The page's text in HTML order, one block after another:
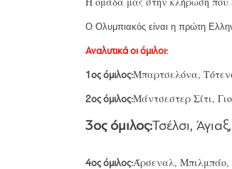
Ο Ολυμπιακός είναι η πρώτη
Αναλυτικά οι όμιλοι:
1ος όμιλος:Μπαρτσελόνα,
2ος όμιλος:Μάντσεστερ Σίτι,
3ος όμιλος:Τσέλσι,
4ος όμιλος:Άρσεναλ,